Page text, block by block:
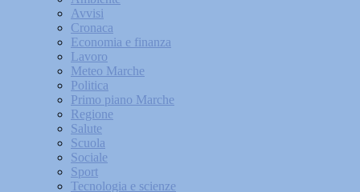
Avvisi
Cronaca
Economia e finanza
Lavoro
Meteo Marche
Politica
Primo piano Marche
Regione
Salute
Scuola
Sociale
Sport
Tecnologia e scienze